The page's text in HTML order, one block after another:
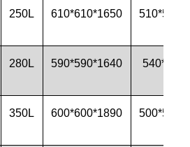
250L 610*610*1650
280L 590*590*1640
350L 600*600*1890